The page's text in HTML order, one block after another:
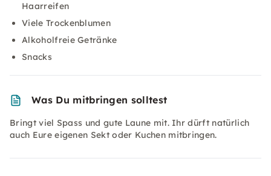
Haarreifen
Viele Trockenblumen
Alkoholfreie Getränke
Snacks
Was Du mitbringen solltest
Bringt viel Spass und gute Laune mit. Ihr dürft natürlich
auch Eure eigenen Sekt oder Kuchen mitbringen.